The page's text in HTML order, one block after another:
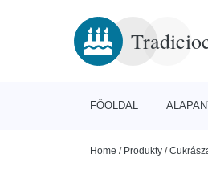
FŐOLDAL
Home / Produkty /